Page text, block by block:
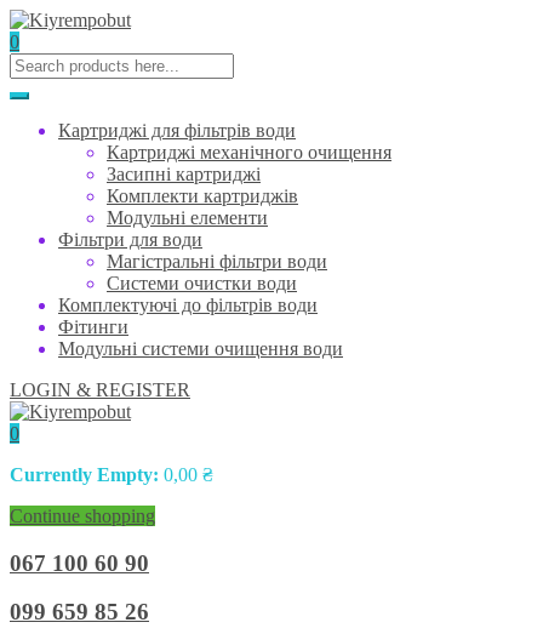
0
Картриджі для фільтрів води
Картриджі механічного очищення
Засипні картриджі
Комплекти картриджів
Модульні елементи
Фільтри для води
Магістральні фільтри води
Системи очистки води
Комплектуючі до фільтрів води
Фітинги
Модульні системи очищення води
LOGIN & REGISTER
0
Currently Empty: 0,00 ₴
Continue shopping
067 100 60 90
099 659 85 26